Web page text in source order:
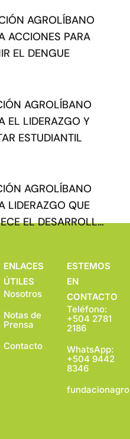
AGROLÍBANO
ACCIONES PARA
EL DENGUE
AGROLÍBANO
EL LIDERAZGO Y
ESTUDIANTIL
AGROLÍBANO
LIDERAZGO QUE
EL DESARROLLO
ENLACES
ÚTILES
Nosotros
Notas de
Prensa
Contacto
ESTEMOS
EN
CONTACTO
Teléfono:
+504 2781
2186
WhatsApp:
+504 9442
8346